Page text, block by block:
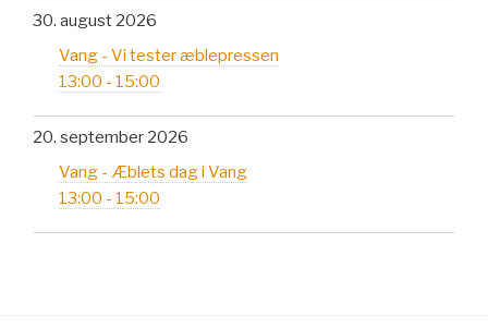
30. august 2026
Vang - Vi tester æblepressen
13:00 - 15:00
20. september 2026
Vang - Æblets dag i Vang
13:00 - 15:00